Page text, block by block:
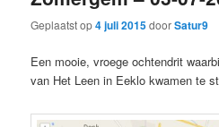
Geplaatst op4 juli 2015doorSatur9
Een mooie, vroege ochtendrit
van Het Leen in Eeklo kwamen te